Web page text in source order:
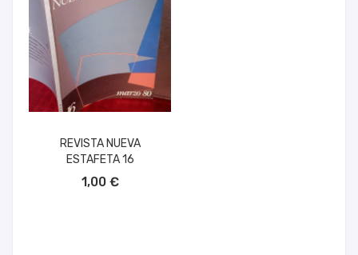
REVISTA NUEVA
ESTAFETA 16
1,00 €